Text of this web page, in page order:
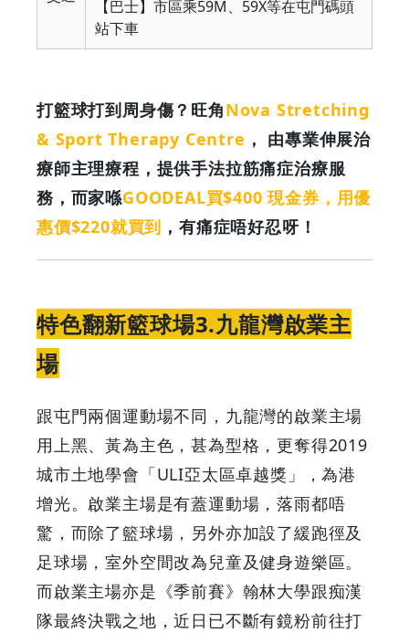
【巴士】市區乘59M、59X等在屯門碼頭
站下車
打籃球打到周身傷？旺角Nova Stretching
& Sport Therapy Centre ， 由專業伸展治
療師主理療程，提供手法拉筋痛症治療服
務，而家喺GOODEAL買$400 現金券，用優
惠價$220就買到 ，有痛症唔好忍呀！
特色翻新籃球場3.九龍灣啟業主
場
跟屯門兩個運動場不同，九龍灣的啟業主場
用上黑、黃為主色，甚為型格，更奪得2019
城市土地學會「ULI亞太區卓越獎」，為港
增光。啟業主場是有蓋運動場，落雨都唔
驚，而除了籃球場，另外亦加設了緩跑徑及
足球場，室外空間改為兒童及健身遊樂區。
而啟業主場亦是《季前賽》翰林大學跟痴漢
隊最終決戰之地，近日已不斷有鏡粉前往打